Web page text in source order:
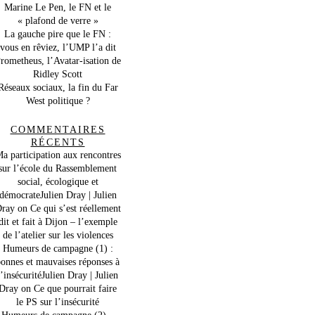
Marine Le Pen, le FN et le
« plafond de verre »
La gauche pire que le FN :
vous en rêviez, l’UMP l’a dit
l’Avatar-isation de
Ridley Scott
sociaux, la fin du Far
West politique ?
COMMENTAIRES
RÉCENTS
participation aux rencontres
l’école du Rassemblement
social, écologique et
démocrateJulien Dray | Julien
on Ce qui s’est réellement
et fait à Dijon – l’exemple
de l’atelier sur les violences
Humeurs de campagne (1) :
et mauvaises réponses à
Dray | Julien
on Ce que pourrait faire
le PS sur l’insécurité